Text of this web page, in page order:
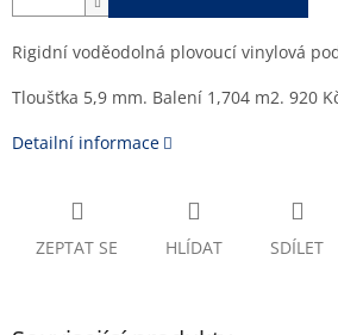
Rigidní voděodolná plovoucí vinylová
Tloušťka 5,9 mm. Balení 1,704 m2. 920
Detailní informace
ZEPTAT SE HLÍDAT SDÍLET